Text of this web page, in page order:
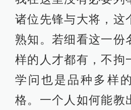
诸位先锋与大将，这
熟知。若细看这一份
样的人才都有，不拘
学问也是品种多样
格。一个人如何能教